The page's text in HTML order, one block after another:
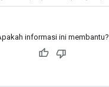
informasi ini membantu?